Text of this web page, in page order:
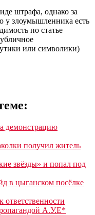
штрафа, однако за
у злоумышленника есть
по статье
или символики)
демонстрацию
получил житель
звёзды» и попал под
в цыганском посёлке
ответственности
А.У.Е*